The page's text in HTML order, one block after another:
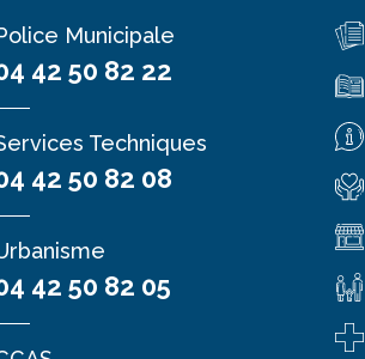
Municipale
42 50 82 22
Techniques
42 50 82 08
42 50 82 05